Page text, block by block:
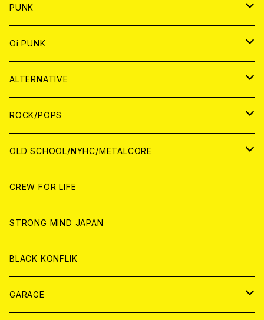
CD
ANALOG
WORLD
CD
ANALOG
CD
JAPAN
WORLD
ANALOG
JAPAN
WORLD
PUNK
JAPAN
CD
ANALOG
WORLD
CD
ANALOG
Oi PUNK
JAPAN
CD
ANALOG
WOLRD
CD
ANALOG
ALTERNATIVE
JAPAN
CD
ANALOG
WORLD
CD
ANALOG
ROCK/POPS
JAPAN
CD
ANALOG
WORLD
CD
ANALOG
OLD SCHOOL/NYHC/METALCORE
JAPAN
CD
ANALOG
WORLD
CD
ANALOG
CREW FOR LIFE
STRONG MIND JAPAN
BLACK KONFLIK
GARAGE